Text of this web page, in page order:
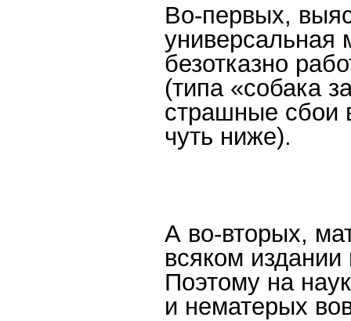
Во-первых,
универсальная
безотказно
(типа «собака
страшные сбои
чуть ниже).
А во-вторых,
всяком издании
Поэтому на
и нематерых